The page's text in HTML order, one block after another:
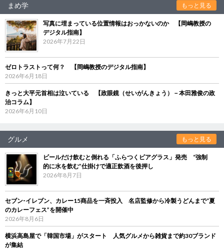
まめ学 もっと見る
写真に埋まっている位置情報はおっかないのか 【岡嶋教授の
デジタル指南】
2026年7月22日
ゼロトラストって何？ 【岡嶋教授のデジタル指南】
2026年6月18日
きっと大平元首相は泣いている 【政眼鏡（せいがんきょう）－本田雅俊の政
治コラム】
2026年6月10日
グルメ もっと見る
ビールだけ飲むと倒れる「ふらつくビアグラス」発売 “強制
的に水を飲む”仕掛けで適正飲酒を後押し
2026年8月7日
セブン‐イレブン、カレー15商品を一斉投入 名店監修から冷製うどんまで“夏
のカレーフェス”を開催中
2026年8月6日
横浜高島屋で「韓国市場」がスタート 人気グルメから雑貨まで約30ブランド
が集結